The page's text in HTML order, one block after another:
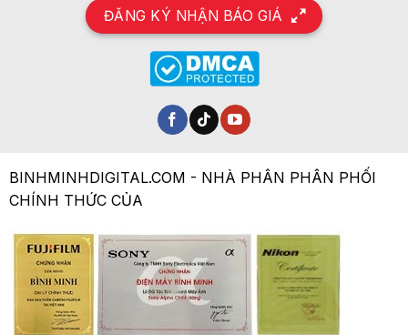
ĐĂNG KÝ NHẬN BÁO GIÁ
BINHMINHDIGITAL.COM - NHÀ PHÂN PHÂN PHỐI
CHÍNH THỨC CỦA